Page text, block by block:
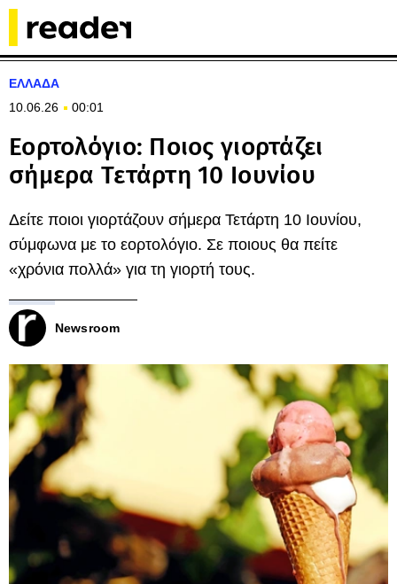
ΕΛΛΑΔΑ
10.06.26
00:01
Εορτολόγιο: Ποιος γιορτάζει
σήμερα Τετάρτη 10 Ιουνίου
Δείτε ποιοι γιορτάζουν σήμερα Τετάρτη 10 Ιουνίου,
σύμφωνα με το εορτολόγιο. Σε ποιους θα πείτε
«χρόνια πολλά» για τη γιορτή τους.
Newsroom